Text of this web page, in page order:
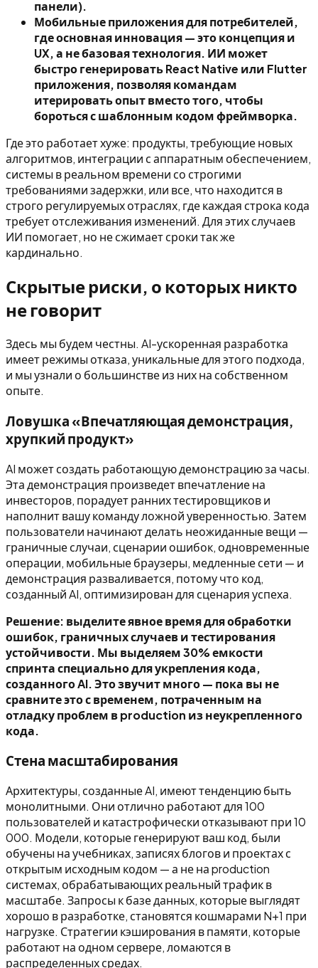
панели).
Мобильные приложения для потребителей,
где основная инновация — это концепция и
UX, а не базовая технология. ИИ может
быстро генерировать React Native или Flutter
приложения, позволяя командам
итерировать опыт вместо того, чтобы
бороться с шаблонным кодом фреймворка.
Где это работает хуже: продукты, требующие новых
алгоритмов, интеграции с аппаратным обеспечением,
системы в реальном времени со строгими
требованиями задержки, или все, что находится в
строго регулируемых отраслях, где каждая строка кода
требует отслеживания изменений. Для этих случаев
ИИ помогает, но не сжимает сроки так же
кардинально.
Скрытые риски, о которых никто
не говорит
Здесь мы будем честны. AI-ускоренная разработка
имеет режимы отказа, уникальные для этого подхода,
и мы узнали о большинстве из них на собственном
опыте.
Ловушка «Впечатляющая демонстрация,
хрупкий продукт»
AI может создать работающую демонстрацию за часы.
Эта демонстрация произведет впечатление на
инвесторов, порадует ранних тестировщиков и
наполнит вашу команду ложной уверенностью. Затем
пользователи начинают делать неожиданные вещи —
граничные случаи, сценарии ошибок, одновременные
операции, мобильные браузеры, медленные сети — и
демонстрация разваливается, потому что код,
созданный AI, оптимизирован для сценария успеха.
Решение: выделите явное время для обработки
ошибок, граничных случаев и тестирования
устойчивости. Мы выделяем 30% емкости
спринта специально для укрепления кода,
созданного AI. Это звучит много — пока вы не
сравните это с временем, потраченным на
отладку проблем в production из неукрепленного
кода.
Стена масштабирования
Архитектуры, созданные AI, имеют тенденцию быть
монолитными. Они отлично работают для 100
пользователей и катастрофически отказывают при 10
000. Модели, которые генерируют ваш код, были
обучены на учебниках, записях блогов и проектах с
открытым исходным кодом — а не на production
системах, обрабатывающих реальный трафик в
масштабе. Запросы к базе данных, которые выглядят
хорошо в разработке, становятся кошмарами N+1 при
нагрузке. Стратегии кэширования в памяти, которые
работают на одном сервере, ломаются в
распределенных средах.